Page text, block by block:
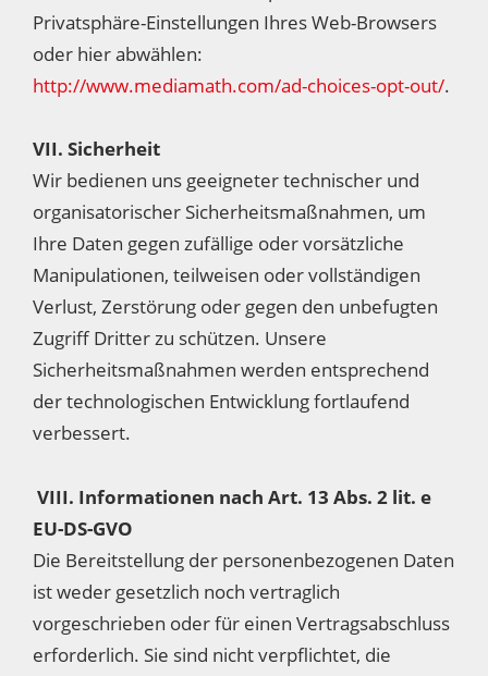
Privatsphäre-Einstellungen Ihres Web-Browsers
oder hier abwählen:
http://www.mediamath.com/ad-choices-opt-out/.
VII. Sicherheit
Wir bedienen uns geeigneter technischer und
organisatorischer Sicherheitsmaßnahmen, um
Ihre Daten gegen zufällige oder vorsätzliche
Manipulationen, teilweisen oder vollständigen
Verlust, Zerstörung oder gegen den unbefugten
Zugriff Dritter zu schützen. Unsere
Sicherheitsmaßnahmen werden entsprechend
der technologischen Entwicklung fortlaufend
verbessert.
VIII. Informationen nach Art. 13 Abs. 2 lit. e
EU-DS-GVO
Die Bereitstellung der personenbezogenen Daten
ist weder gesetzlich noch vertraglich
vorgeschrieben oder für einen Vertragsabschluss
erforderlich. Sie sind nicht verpflichtet, die